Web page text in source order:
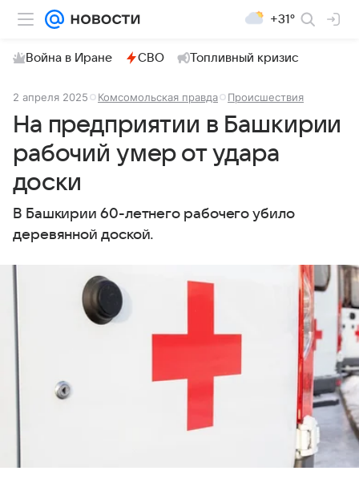
+31°
Война в Иране СВО Топливный кризис
2 апреля 2025 Комсомольская правда Происшествия
На предприятии в Башкирии
рабочий умер от удара
доски
В Башкирии 60-летнего рабочего убило
деревянной доской.